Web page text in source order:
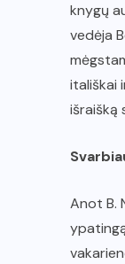
knygų
vedėja
itališkai
išraišką
Anot B.